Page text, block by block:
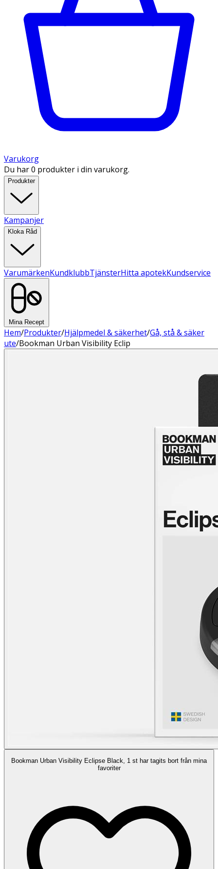
Varukorg
Du har 0 produkter i din varukorg.
Produkter
Kampanjer
Kloka Råd
VarumärkenKundklubbTjänsterHitta apotekKundservice
Mina Recept
Hem/Produkter/Hjälpmedel & säkerhet/Gå, stå & säker
ute/Bookman Urban Visibility Eclip
Bookman Urban Visibility Eclipse Black, 1 st har tagits bort från mina
favoriter